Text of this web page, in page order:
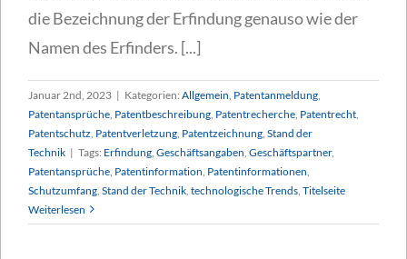
die Bezeichnung der Erfindung genauso wie der
Namen des Erfinders. [...]
Januar 2nd, 2023 | Kategorien: Allgemein Patentanmeldung
Patentansprüche Patentbeschreibung Patentrecherche Patentrecht
Patentschutz Patentverletzung Patentzeichnung Stand der
Technik | Tags: Erfindung Geschäftsangaben Geschäftspartner,
Patentansprüche Patentinformation Patentinformationen
Schutzumfang Stand der Technik technologische Trends Titelseite
Weiterlesen